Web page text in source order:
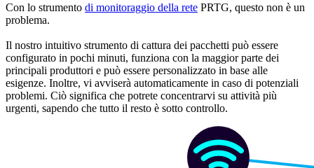
Con lo strumento di monitoraggio della rete PRTG, questo non è un
problema.
Il nostro intuitivo strumento di cattura dei pacchetti può essere
configurato in pochi minuti, funziona con la maggior parte dei
principali produttori e può essere personalizzato in base alle
esigenze. Inoltre, vi avviserà automaticamente in caso di potenziali
problemi. Ciò significa che potrete concentrarvi su attività più
urgenti, sapendo che tutto il resto è sotto controllo.